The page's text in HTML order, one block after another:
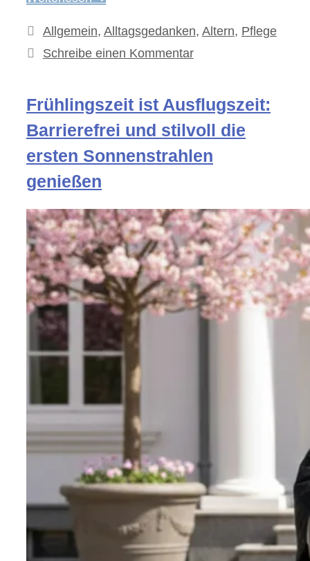
Kategorien
Allgemein, Alltagsgedanken, Altern, Pflege
Schreibe einen Kommentar
Frühlingszeit ist Ausflugszeit:
Barrierefrei und stilvoll die
ersten Sonnenstrahlen
genießen